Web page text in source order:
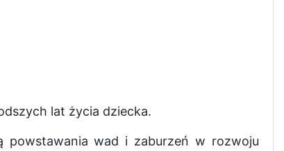
lat życia dziecka.
wad i zaburzeń w rozwoju